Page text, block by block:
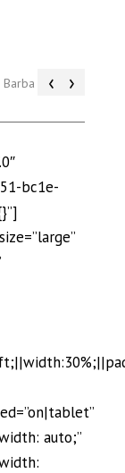
‹
Barba Piel
›
bc1e-
auto;”